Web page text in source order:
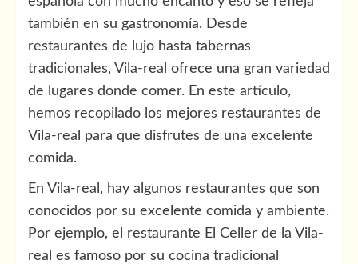
también en su gastronomía. Desde
restaurantes de lujo hasta tabernas
tradicionales, Vila-real ofrece una gran variedad
de lugares donde comer. En este artículo,
hemos recopilado los mejores restaurantes de
Vila-real para que disfrutes de una excelente
comida.
En Vila-real, hay algunos restaurantes que son
conocidos por su excelente comida y ambiente.
Por ejemplo, el restaurante El Celler de la Vila-
real es famoso por su cocina tradicional